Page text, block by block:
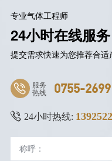
专业气体工程师
24小时在线服务
提交需求快速为您推荐合适
服务
热线 0755-
24小时热线: